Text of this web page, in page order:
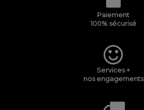
Paiement
100% sécurisé
Services +
nos engagements